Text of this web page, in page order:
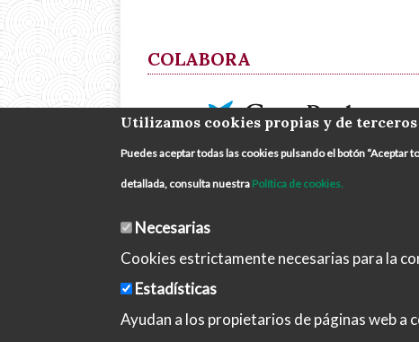
COLABORA
Utilizamos cookies propias y de
Puedes aceptar todas las cookies pulsando el botón
detallada, consulta nuestra Política de cookies.
Necesarias
Cookies estrictamente necesarias para la
Estadísticas
Ayudan a los propietarios de páginas web